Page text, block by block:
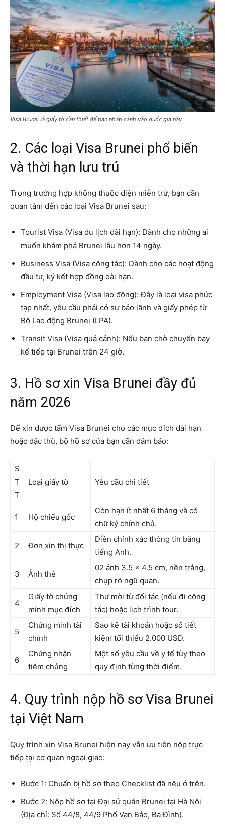
Visa Brunei là giấy tờ cần thiết để bạn nhập cảnh vào quốc gia này
2. Các loại Visa Brunei phổ biến
và thời hạn lưu trú
Trong trường hợp không thuộc diện miễn trừ, bạn cần
quan tâm đến các loại Visa Brunei sau:
Tourist Visa (Visa du lịch dài hạn): Dành cho những ai
muốn khám phá Brunei lâu hơn 14 ngày.
Business Visa (Visa công tác): Dành cho các hoạt động
đầu tư, ký kết hợp đồng dài hạn.
Employment Visa (Visa lao động): Đây là loại visa phức
tạp nhất, yêu cầu phải có sự bảo lãnh và giấy phép từ
Bộ Lao động Brunei (LPA).
Transit Visa (Visa quá cảnh): Nếu bạn chờ chuyến bay
kế tiếp tại Brunei trên 24 giờ.
3. Hồ sơ xin Visa Brunei đầy đủ
năm 2026
Để xin được tấm Visa Brunei cho các mục đích dài hạn
hoặc đặc thù, bộ hồ sơ của bạn cần đảm bảo:
S
T
T
Loại giấy tờ Yêu cầu chi tiết
1 Hộ chiếu gốc
Còn hạn ít nhất 6 tháng và có
chữ ký chính chủ.
2 Đơn xin thị thực
Điền chính xác thông tin bằng
tiếng Anh.
3 Ảnh thẻ
02 ảnh 3.5 x 4.5 cm, nền trắng,
chụp rõ ngũ quan.
4
Giấy tờ chứng
minh mục đích
Thư mời từ đối tác (nếu đi công
tác) hoặc lịch trình tour.
5
Chứng minh tài
chính
Sao kê tài khoản hoặc sổ tiết
kiệm tối thiểu 2.000 USD.
6
Chứng nhận
tiêm chủng
Một số yêu cầu về y tế tùy theo
quy định từng thời điểm.
4. Quy trình nộp hồ sơ Visa Brunei
tại Việt Nam
Quy trình xin Visa Brunei hiện nay vẫn ưu tiên nộp trực
tiếp tại cơ quan ngoại giao:
Bước 1: Chuẩn bị hồ sơ theo Checklist đã nêu ở trên.
Bước 2: Nộp hồ sơ tại Đại sứ quán Brunei tại Hà Nội
(Địa chỉ: Số 44/8, 44/9 Phố Vạn Bảo, Ba Đình).